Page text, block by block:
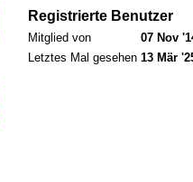
Registrierte Benutzer
Mitglied von
07 Nov
Letztes Mal gesehen 13 Mär